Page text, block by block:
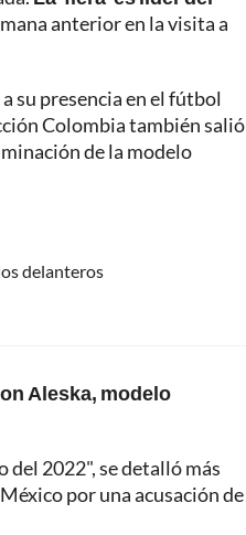
anterior en la visita a
su presencia en el fútbol
Colombia también salió
de la modelo
delanteros
Aleska, modelo
del 2022", se detalló más
por una acusación de